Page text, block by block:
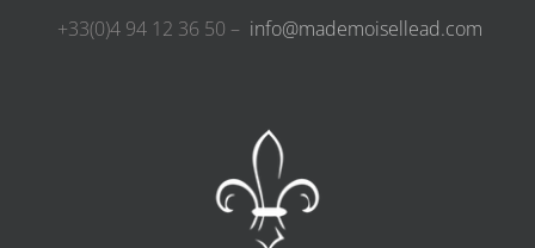
+33(0)4 94 12 36 50 – info@mademoisellead.com